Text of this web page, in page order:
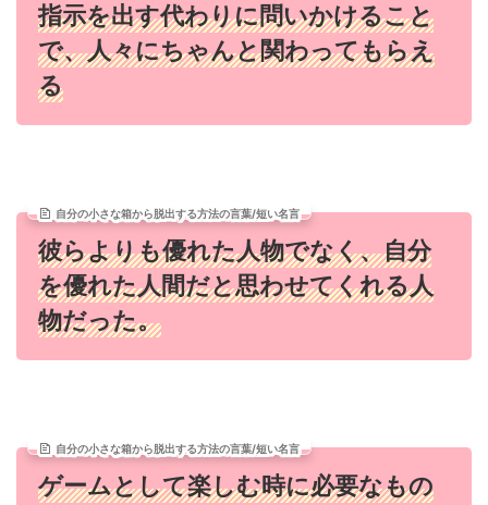
指示を出す代わりに問いかけること
で、人々にちゃんと関わってもらえ
る
自分の小さな箱から脱出する方法の言葉/短い名言
彼らよりも優れた人物でなく、自分
を優れた人間だと思わせてくれる人
物だった。
自分の小さな箱から脱出する方法の言葉/短い名言
ゲームとして楽しむ時に必要なもの